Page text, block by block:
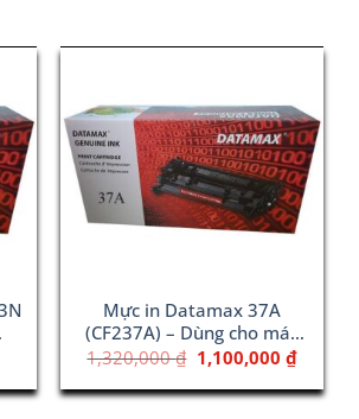
Mực in Datamax 37A
(CF237A) – Dùng cho máy
HP M631
1,320,000₫ Giá
gốc
là:
1,320,000 ₫.
1,100,000 ₫Giá
hiện
tại
là: